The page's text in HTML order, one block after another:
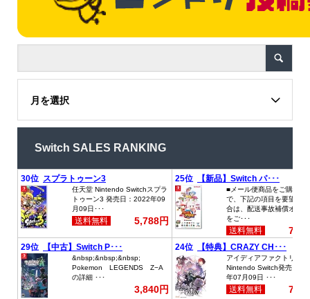
月を選択
Switch SALES RANKING